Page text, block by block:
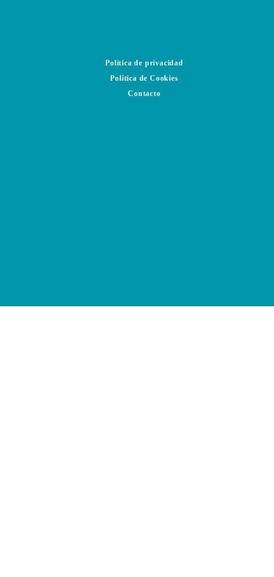
Política de privacidad
Política de Cookies
Contacto